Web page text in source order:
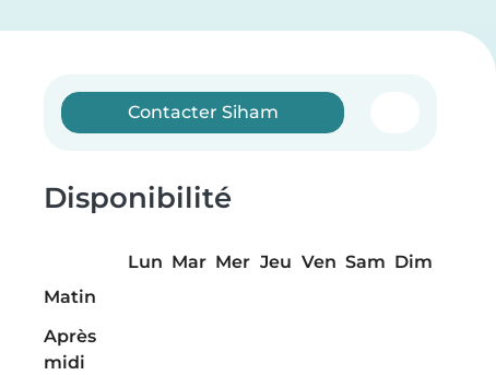
Contacter Siham
Disponibilité
Lun Mar Mer Jeu Ven Sam Dim
Matin
Après
midi